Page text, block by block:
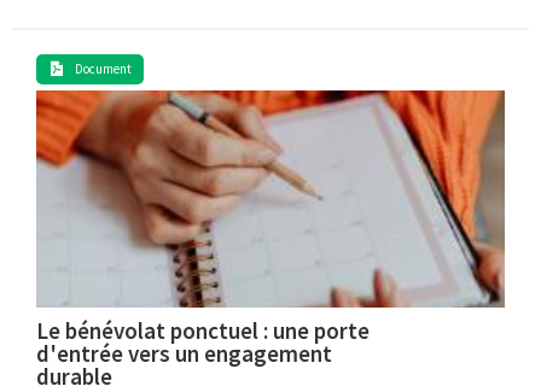
Document
Le bénévolat ponctuel : une porte
d'entrée vers un engagement
durable